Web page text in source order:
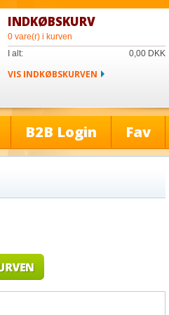
INDKØBSKURV
0 vare(r) i kurven
I alt:
0,00 DKK
VIS INDKØBSKURVEN
B2B Login Fav